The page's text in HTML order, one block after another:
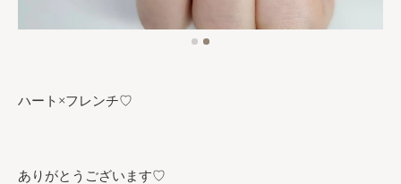
ハート×フレンチ♡⁡
ありがとうございます♡